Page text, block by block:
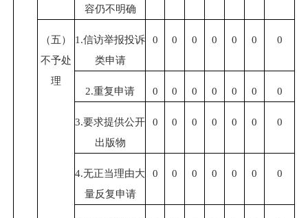
容仍不明确
（五）
不予处
理
1.信访举报投诉
类申请
0 0 0 0 0 0 0
2.重复申请 0 0 0 0 0 0 0
3.要求提供公开
出版物
0 0 0 0 0 0 0
4.无正当理由大
量反复申请
0 0 0 0 0 0 0